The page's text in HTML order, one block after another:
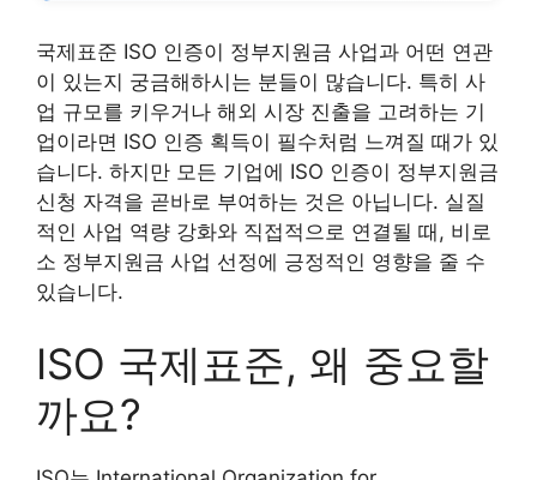
국제표준 ISO 인증이 정부지원금 사업과 어떤 연관
이 있는지 궁금해하시는 분들이 많습니다. 특히 사
업 규모를 키우거나 해외 시장 진출을 고려하는 기
업이라면 ISO 인증 획득이 필수처럼 느껴질 때가 있
습니다. 하지만 모든 기업에 ISO 인증이 정부지원금
신청 자격을 곧바로 부여하는 것은 아닙니다. 실질
적인 사업 역량 강화와 직접적으로 연결될 때, 비로
소 정부지원금 사업 선정에 긍정적인 영향을 줄 수
있습니다.
ISO 국제표준, 왜 중요할
까요?